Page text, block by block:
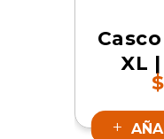
XL
$